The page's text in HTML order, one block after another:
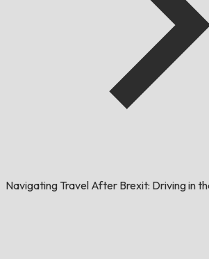
Navigating Travel After Brexit: Driving in